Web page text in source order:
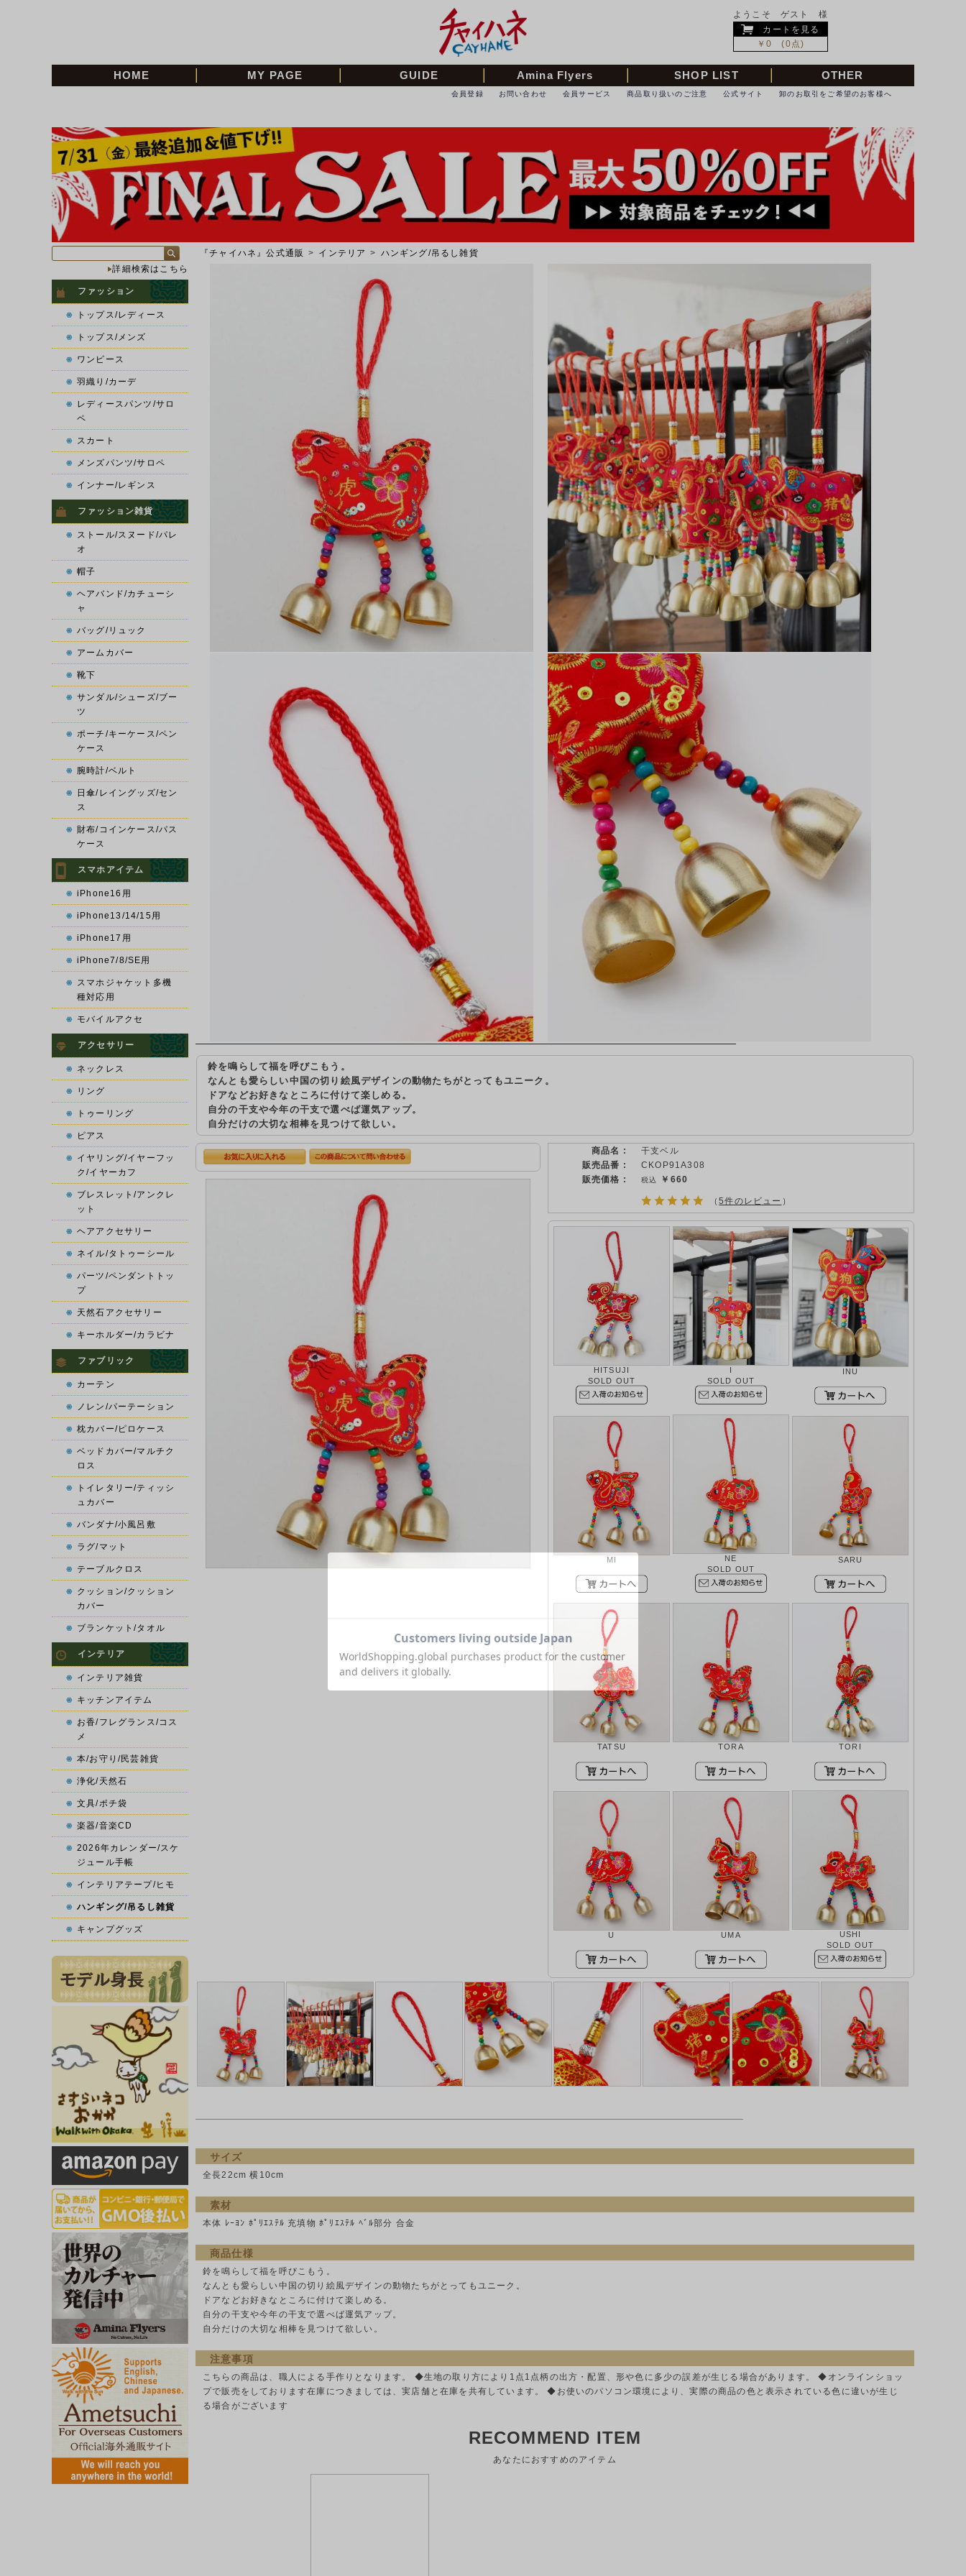
ようこそ ゲスト 様
カートを見る
￥0 (0点)
HOME MY PAGE GUIDE Amina Flyers SHOP LIST OTHER
卸のお取引をご希望のお客様へ
公式サイト
商品取り扱いのご注意
会員サービス
お問い合わせ
会員登録
『チャイハネ』公式通販 > インテリア > ハンギング/吊るし雑貨
鈴を鳴らして福を呼びこもう。
なんとも愛らしい中国の切り絵風デザインの動物たちがとってもユニーク。
ドアなどお好きなところに付けて楽しめる。
自分の干支や今年の干支で選べば運気アップ。
自分だけの大切な相棒を見つけて欲しい。
商品名 :
干支ベル
販売品番 :
CKOP91A308
販売価格 :
￥660
（5件のレビュー ）
HITSUJI
SOLD OUT
I
SOLD OUT
INU
MI
NE
SOLD OUT
SARU
TATSU TORA TORI
U UMA
USHI
SOLD OUT
サイズ
全長22cm 横10cm
素材
本体 ﾚｰﾖﾝ ﾎﾟﾘｴｽﾃﾙ 充填物 ﾎﾟﾘｴｽﾃﾙ ﾍﾞﾙ部分 合金
商品仕様
鈴を鳴らして福を呼びこもう。
なんとも愛らしい中国の切り絵風デザインの動物たちがとってもユニーク。
ドアなどお好きなところに付けて楽しめる。
自分の干支や今年の干支で選べば運気アップ。
自分だけの大切な相棒を見つけて欲しい。
注意事項
こちらの商品は、職人による手作りとなります。 ◆生地の取り方により1点1点柄の出方・配置、形や色に多少の誤差が生じる場合があります。 ◆オンラインショッ
プで販売をしております在庫につきましては、実店舗と在庫を共有しています。 ◆お使いのパソコン環境により、実際の商品の色と表示されている色に違いが生じ
る場合がございます
RECOMMEND ITEM
あなたにおすすめのアイテム
詳細検索はこちら
ファッション
トップス/レディース
トップス/メンズ
ワンピース
羽織り/カーデ
レディースパンツ/サロ
ペ
スカート
メンズパンツ/サロペ
インナー/レギンス
ファッション雑貨
ストール/スヌード/パレ
オ
帽子
ヘアバンド/カチューシ
ャ
バッグ/リュック
アームカバー
靴下
サンダル/シューズ/ブー
ツ
ポーチ/キーケース/ペン
ケース
腕時計/ベルト
日傘/レイングッズ/セン
ス
財布/コインケース/パス
ケース
スマホアイテム
iPhone16用
iPhone13/14/15用
iPhone17用
iPhone7/8/SE用
スマホジャケット多機
種対応用
モバイルアクセ
アクセサリー
ネックレス
リング
トゥーリング
ピアス
イヤリング/イヤーフッ
ク/イヤーカフ
ブレスレット/アンクレ
ット
ヘアアクセサリー
ネイル/タトゥーシール
パーツ/ペンダントトッ
プ
天然石アクセサリー
キーホルダー/カラビナ
ファブリック
カーテン
ノレン/パーテーション
枕カバー/ピロケース
ベッドカバー/マルチク
ロス
トイレタリー/ティッシ
ュカバー
バンダナ/小風呂敷
ラグ/マット
テーブルクロス
クッション/クッション
カバー
ブランケット/タオル
インテリア
インテリア雑貨
キッチンアイテム
お香/フレグランス/コス
メ
本/お守り/民芸雑貨
浄化/天然石
文具/ポチ袋
楽器/音楽CD
2026年カレンダー/スケ
ジュール手帳
インテリアテープ/ヒモ
ハンギング/吊るし雑貨
キャンプグッズ